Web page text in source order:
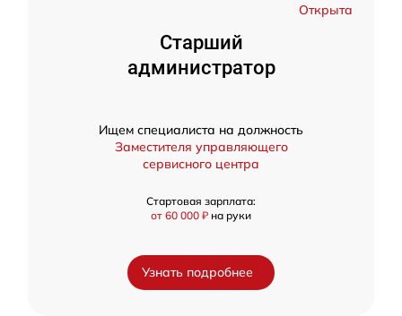
Открыта
Старший
администратор
Ищем специалиста на должность
Заместителя управляющего
сервисного центра
Стартовая зарплата:
от 60 000 ₽ на руки
Узнать подробнее